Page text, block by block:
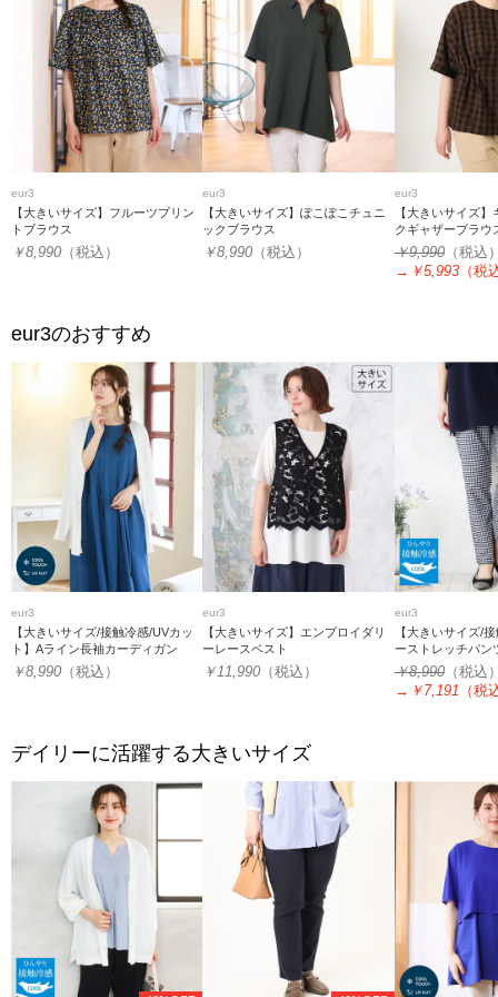
eur3
【大きいサイズ】フルーツプリン
トブラウス
￥8,990 （税込）
eur3
【大きいサイズ】ぽこぽこチュニ
ックブラウス
￥8,990 （税込）
eur3
【大きいサイズ
クギャザーブラウ
￥9,990（税込
→ ￥5,993（税
eur3のおすすめ
eur3
【大きいサイズ/接触冷感/UVカッ
ト】Aライン長袖カーディガン
￥8,990 （税込）
eur3
【大きいサイズ】エンブロイダリ
ーレースベスト
￥11,990 （税込）
eur3
【大きいサイズ/
ーストレッチパン
￥8,990（税込
→ ￥7,191 （税
デイリーに活躍する大きいサイズ